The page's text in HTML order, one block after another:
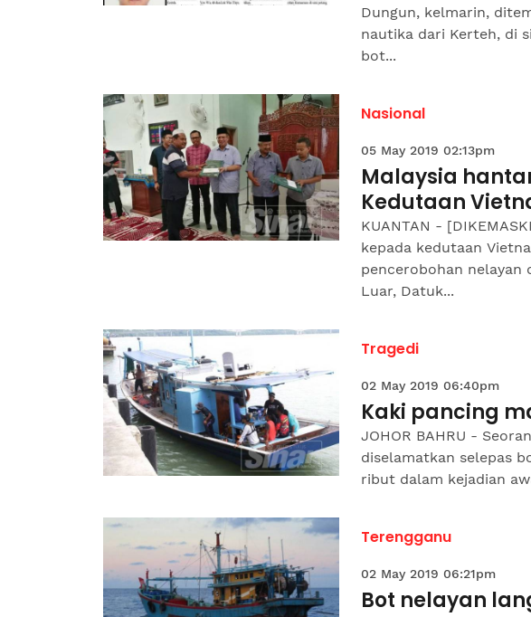
Dungun, kelmarin,
nautika dari Kerteh, di
bot...
Nasional
05 May 2019 02:13pm
Malaysia
Kedutaan
KUANTAN -
kepada kedutaan
pencerobohan nelayan
Luar, Datuk...
Tragedi
02 May 2019 06:40pm
Kaki pancing
JOHOR BAHRU -
diselamatkan selepas
ribut dalam kejadian
Terengganu
02 May 2019 06:21pm
Bot nelayan